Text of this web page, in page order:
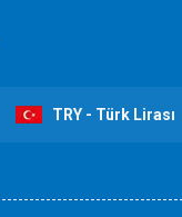
TRY - Türk Lirası